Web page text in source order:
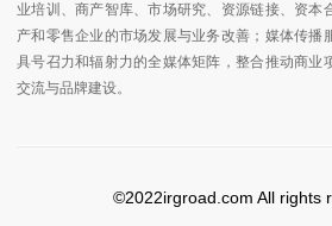
业培训、商产智库、市场研究、资源链接、资本
产和零售企业的市场发展与业务改善；媒体传播
具号召力和辐射力的全媒体矩阵，整合推动商业
交流与品牌建设。
©2022irgroad.com All rights